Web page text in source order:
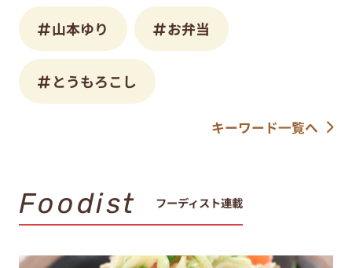
山本ゆり お弁当
とうもろこし
キーワード一覧へ
Foodist フーディスト連載